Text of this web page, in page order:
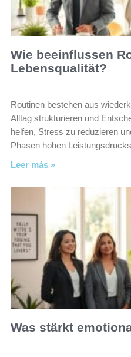
Wie beeinflussen
Lebensqualität?
Routinen bestehen aus
Alltag strukturieren und
helfen, Stress zu reduzieren
Phasen hohen
Leer más »
Was stärkt